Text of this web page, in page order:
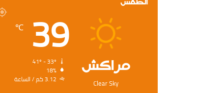
‏مراكش
Clear Sky
39
℃
18%
3.12 ‏كم / الساعة